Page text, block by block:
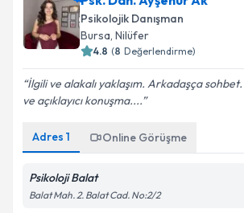
Psikolojik Danışman
Bursa, Nilüfer
4.8 (8 Değerlendirme)
İlgili ve alakalı yaklaşım. Arkadaşça sohbet.
ve açıklayıcı konuşma....
Adres 1 Online Görüşme
Psikoloji Balat
Balat Mah. 2. Balat Cad. No:2/2